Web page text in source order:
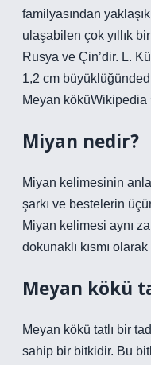
familyasından
ulaşabilen çok yıllık
Rusya ve Çin’dir. L.
1,2 cm
Meyan köküWikipedia
Miyan nedir?
Miyan kelimesinin
şarkı ve bestelerin
Miyan kelimesi aynı
dokunaklı kısmı
Meyan kökü
Meyan kökü tatlı bir
sahip bir bitkidir. Bu